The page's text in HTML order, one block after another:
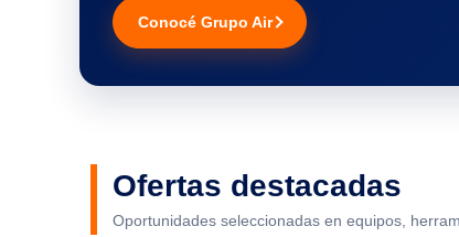
Conocé Grupo Air
Ofertas destacadas
Oportunidades seleccionadas en equipos,